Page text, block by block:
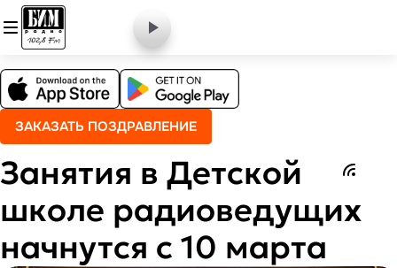
ЗАКАЗАТЬ ПОЗДРАВЛЕНИЕ
Занятия в Детской
школе радиоведущих
начнутся с 10 марта